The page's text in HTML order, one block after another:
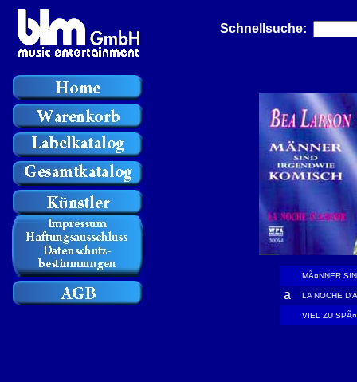
Schnellsuche:
MÃ¤NNER
a LA NOCHE
VIEL ZU